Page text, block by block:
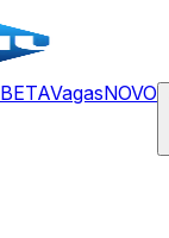
BETAVagasNOVO